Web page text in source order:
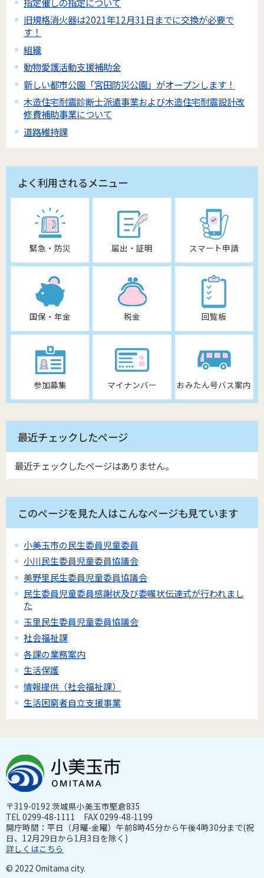
旧規格消火器は2021年12月31日までに交換が必要で
す！
組織
動物愛護活動支援補助金
新しい都市公園「宮田防災公園」がオープンします！
木造住宅耐震診断士派遣事業および木造住宅耐震設計改
修費補助事業について
道路維持課
よく利用されるメニュー
緊急・防災 届出・証明 スマート申請
国保・年金 税金 回覧板
参加募集 マイナンバー おみたん号バス案内
最近チェックしたページ
最近チェックしたページはありません。
このページを見た人はこんなページも見ています
小美玉市の民生委員児童委員
小川民生委員児童委員協議会
美野里民生委員児童委員協議会
民生委員児童委員感謝状及び委嘱状伝達式が行われまし
た
玉里民生委員児童委員協議会
社会福祉課
各課の業務案内
生活保護
情報提供（社会福祉課）
生活困窮者自立支援事業
〒319-0192 茨城県小美玉市堅倉835
TEL 0299-48-1111 FAX 0299-48-1199
開庁時間：平日（月曜-金曜）午前8時45分から午後4時30分まで(祝
日、12月29日から1月3日を除く)
詳しくはこちら
© 2022 Omitama city.